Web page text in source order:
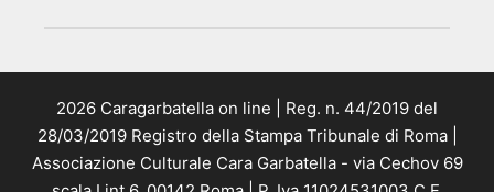
2026 Caragarbatella on line | Reg. n. 44/2019 del
28/03/2019 Registro della Stampa Tribunale di Roma |
Associazione Culturale Cara Garbatella - via Cechov 69